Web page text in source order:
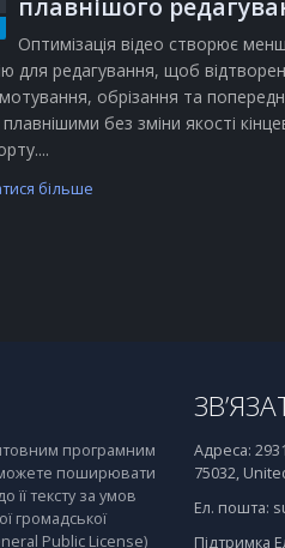
Оптимізація відео створює
для редагування, щоб
обрізання та
без зміни якості
більше
програмним
поширювати
її тексту за умов
громадської
Public License)
Адреса:
75032,
Ел. пошта:
Підтримка